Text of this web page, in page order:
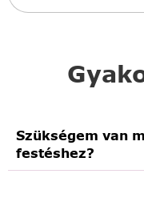
Szükségem van
festéshez?